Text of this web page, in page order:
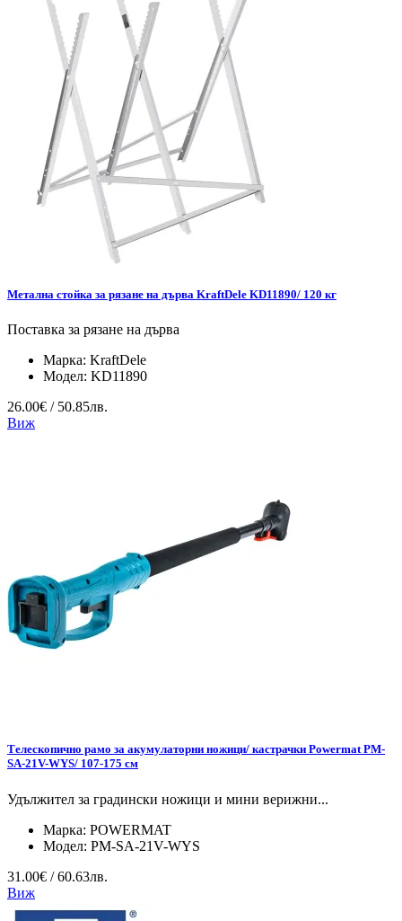
Метална стойка за рязане на дърва KraftDele KD11890/ 120 кг
Поставка за рязане на дърва
Марка: KraftDele
Модел: KD11890
26.00€ / 50.85лв.
Виж
Tелескопично рамо за акумулаторни ножици/ кастрачки Powermat PM-
SA-21V-WYS/ 107-175 см
Удължител за градински ножици и мини верижни...
Марка: POWERMAT
Модел: PM-SA-21V-WYS
31.00€ / 60.63лв.
Виж